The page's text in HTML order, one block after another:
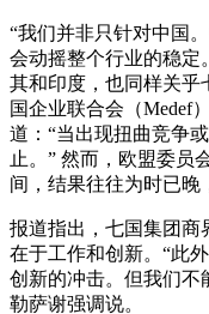
“我们并非只针对中国
会动摇整个行业的稳定
其和印度，也同样关乎
国企业联合会（Medef
道：“当出现扭曲竞争
止。” 然而，欧盟委员
间，结果往往为时已晚
报道指出，七国集团商
在于工作和创新。“此
创新的冲击。但我们不
勒萨谢强调说。